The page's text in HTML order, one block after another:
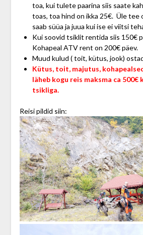
toa, kui tulete paarina siis saate
toas, toa hind on ikka 25€. Üle tee
saab süüa ja juua kui ise ei viitsi
Kui soovid tsiklit rentida siis 150€
Kohapeal ATV rent on 200€ päev.
Muud kulud ( toit, kütus, jook)
Kütus, toit, majutus,
läheb kogu reis maksma ca 500€
tsikliga.
Reisi pildid siin: